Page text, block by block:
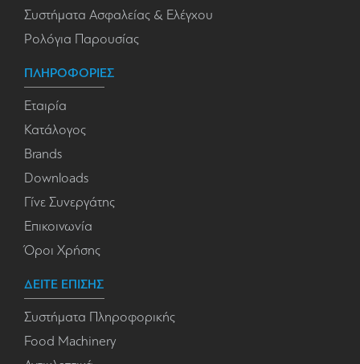
Συστήματα Ασφαλείας & Ελέγχου
Ρολόγια Παρουσίας
ΠΛΗΡΟΦΟΡΙΕΣ
Εταιρία
Κατάλογος
Brands
Downloads
Γίνε Συνεργάτης
Επικοινωνία
Όροι Χρήσης
ΔΕΙΤΕ ΕΠΙΣΗΣ
Συστήματα Πληροφορικής
Food Machinery